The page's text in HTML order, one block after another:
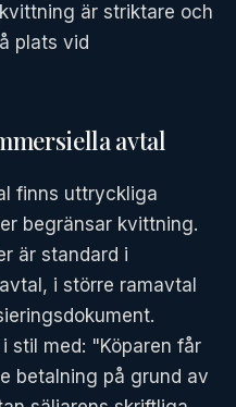
är striktare och
plats vid
avtal
finns uttryckliga
begränsar kvittning.
är standard i
i större ramavtal
stil med: "Köparen får
betalning på grund av